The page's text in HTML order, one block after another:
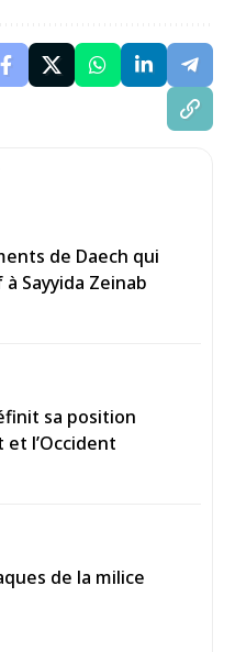
de Daech qui
Sayyida Zeinab
sa position
l’Occident
de la milice